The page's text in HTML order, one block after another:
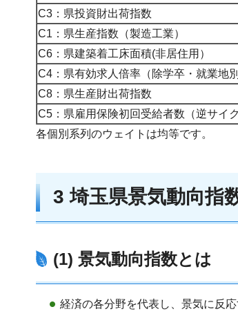
C3：県投資財出荷指数
C1：県生産指数（製造工業）
C6：県建築着工床面積(非居住用）
C4：県有効求人倍率（除学卒・就業地別
C8：県生産財出荷指数
C5：県雇用保険初回受給者数（逆サイク
各個別系列のウェイトは均等です。
3 埼玉県景気動向指
(1) 景気動向指数とは
経済の各分野を代表し、景気に反